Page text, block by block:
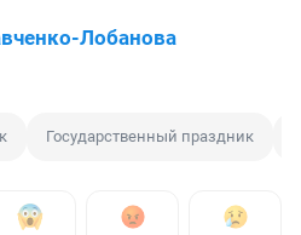
Лобанова
Государственный праздник